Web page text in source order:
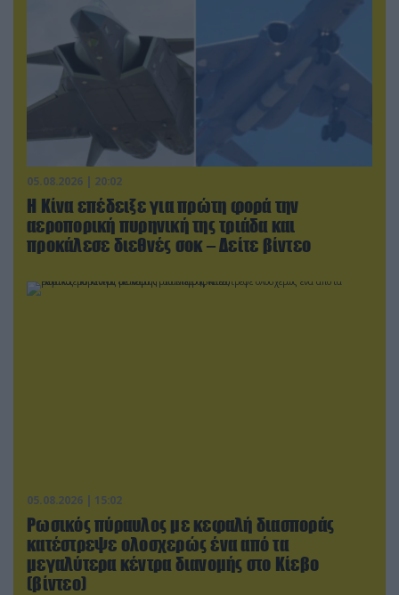
05.08.2026 | 20:02
Η Κίνα επέδειξε για πρώτη φορά την
αεροπορική πυρηνική της τριάδα και
προκάλεσε διεθνές σοκ – Δείτε βίντεο
05.08.2026 | 15:02
Ρωσικός πύραυλος με κεφαλή διασποράς
κατέστρεψε ολοσχερώς ένα από τα
μεγαλύτερα κέντρα διανομής στο Κίεβο
(βίντεο)